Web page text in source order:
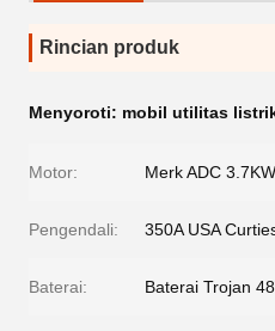
Rincian produk
Menyoroti: mobil utilitas
Motor: Merk ADC 3.7KW
Pengendali: 350A USA
Baterai: Baterai Trojan